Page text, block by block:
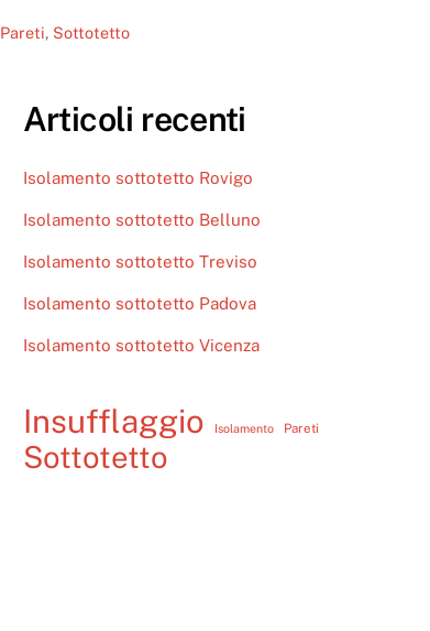
Pareti, Sottotetto
Articoli recenti
Isolamento sottotetto Rovigo
Isolamento sottotetto Belluno
Isolamento sottotetto Treviso
Isolamento sottotetto Padova
Isolamento sottotetto Vicenza
Insufflaggio Isolamento Pareti
Sottotetto